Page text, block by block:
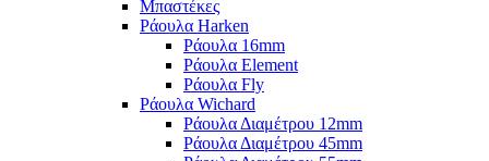
Μπαστέκες
Ράουλα Harken
Ράουλα 16mm
Ράουλα Element
Ράουλα Fly
Ράουλα Wichard
Ράουλα Διαμέτρου 12mm
Ράουλα Διαμέτρου 45mm